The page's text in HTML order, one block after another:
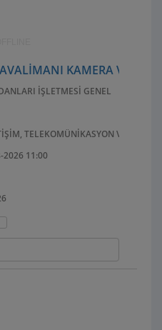
KAMERA VE
İŞLETMESI GENEL
TELEKOMÜNIKASYON VE ILGILI
2026 11:00